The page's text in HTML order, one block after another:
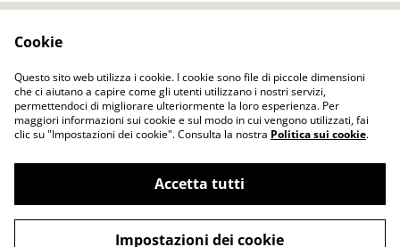
Privacy Policy
Cookie Policy
©2026
ELENA FELT Fatto a mano Vestiti senza
cuciture tecnica dell'infeltrimento
Cookie
Questo sito web utilizza i cookie. I cookie sono file di piccole dimensioni
che ci aiutano a capire come gli utenti utilizzano i nostri servizi,
permettendoci di migliorare ulteriormente la loro esperienza. Per
maggiori informazioni sui cookie e sul modo in cui vengono utilizzati, fai
clic su "Impostazioni dei cookie". Consulta la nostra Politica sui cookie.
Accetta tutti
Impostazioni dei cookie